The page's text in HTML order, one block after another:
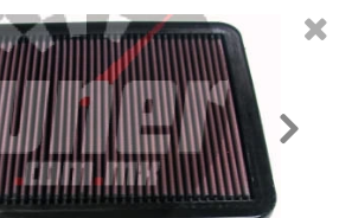
Filtros 0